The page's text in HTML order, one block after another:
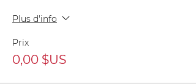
Plus d'info
Prix
0,00 $US